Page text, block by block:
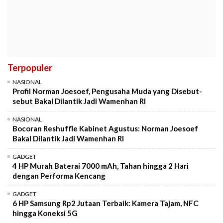
Terpopuler
NASIONAL
Profil Norman Joesoef, Pengusaha Muda yang Disebut-
sebut Bakal Dilantik Jadi Wamenhan RI
NASIONAL
Bocoran Reshuffle Kabinet Agustus: Norman Joesoef
Bakal Dilantik Jadi Wamenhan RI
GADGET
4 HP Murah Baterai 7000 mAh, Tahan hingga 2 Hari
dengan Performa Kencang
GADGET
6 HP Samsung Rp2 Jutaan Terbaik: Kamera Tajam, NFC
hingga Koneksi 5G